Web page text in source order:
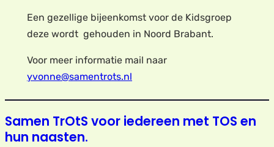
Een gezellige bijeenkomst voor de Kidsgroep
deze wordt gehouden in Noord Brabant.
Voor meer informatie mail naar
yvonne@samentrots.nl
Samen TrOtS voor iedereen met TOS en
hun naasten.